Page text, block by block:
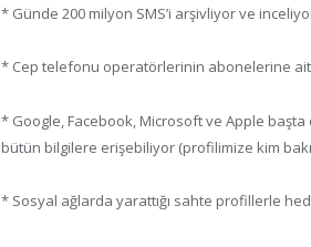
* Günde 200 milyon SMS’i arşivliyor ve
* Cep telefonu operatörlerinin abonelerine
* Google, Facebook, Microsoft ve Apple
bütün bilgilere erişebiliyor (profilimize kim
* Sosyal ağlarda yarattığı sahte profillerle